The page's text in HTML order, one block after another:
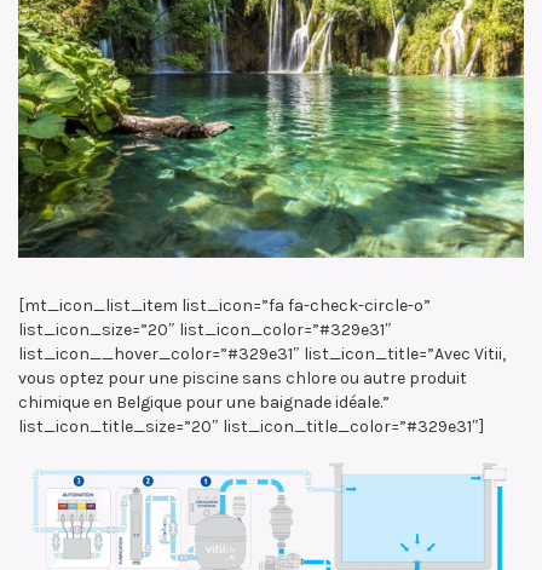
[mt_icon_list_item list_icon=”fa fa-check-circle-o”
list_icon_size=”20″ list_icon_color=”#329e31″
list_icon__hover_color=”#329e31″ list_icon_title=”Avec Vitii,
vous optez pour une piscine sans chlore ou autre produit
chimique en Belgique pour une baignade idéale.”
list_icon_title_size=”20″ list_icon_title_color=”#329e31″]